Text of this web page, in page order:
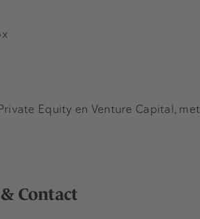
Contact
Equity en Venture Capital, met